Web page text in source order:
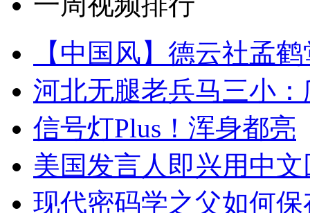
【中国风】德云社孟
河北无腿老兵马三小
信号灯Plus！浑身都亮
美国发言人即兴用中
现代密码学之父如何